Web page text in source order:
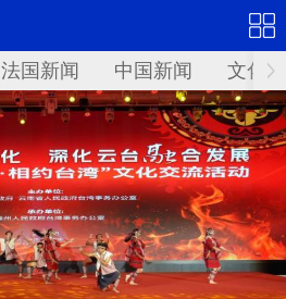
法国新闻 中国新闻 文化